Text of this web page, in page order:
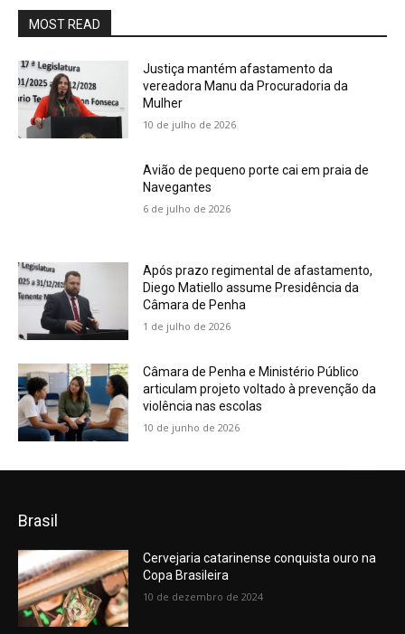
MOST READ
Justiça mantém afastamento da
vereadora Manu da Procuradoria da
Mulher
10 de julho de 2026
Avião de pequeno porte cai em praia de
Navegantes
6 de julho de 2026
Após prazo regimental de afastamento,
Diego Matiello assume Presidência da
Câmara de Penha
1 de julho de 2026
Câmara de Penha e Ministério Público
articulam projeto voltado à prevenção da
violência nas escolas
10 de junho de 2026
Brasil
Cervejaria catarinense conquista ouro na
Copa Brasileira
10 de dezembro de 2024